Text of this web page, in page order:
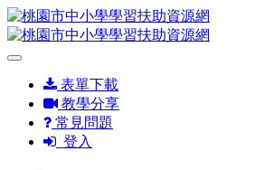
表單下載
教學分享
常見問題
登入